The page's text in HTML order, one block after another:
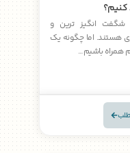
شگفت انگیز ترین و
هستند. اما چگونه یک
همراه باشیم…